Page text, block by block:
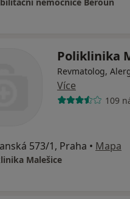
Poliklinika
Revmatolog,
Více
109
573/1, Praha • Mapa
Malešice